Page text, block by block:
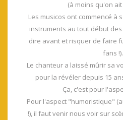
(à moins qu'on ait
Les musicos ont commencé à
instruments au tout début
dire avant et risquer de faire
fans !).
Le chanteur a laissé mûrir sa
pour la révéler depuis 15
Ça, c'est pour
Pour l'aspect "humoristique"
!), il faut venir nous voir sur